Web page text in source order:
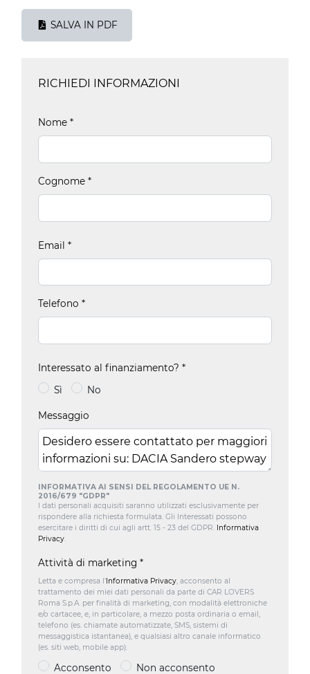
SALVA IN PDF
RICHIEDI INFORMAZIONI
Nome *
Cognome *
Email *
Telefono *
Interessato al finanziamento? *
Sì
No
Messaggio
INFORMATIVA AI SENSI DEL REGOLAMENTO UE N.
2016/679 "GDPR"
I dati personali acquisiti saranno utilizzati esclusivamente per
rispondere alla richiesta formulata. Gli Interessati possono
esercitare i diritti di cui agli artt. 15 - 23 del GDPR. Informativa
Privacy.
Attività di marketing *
Letta e compresa l’Informativa Privacy, acconsento al
trattamento dei miei dati personali da parte di CAR LOVERS
Roma S.p.A. per finalità di marketing, con modalità elettroniche
e/o cartacee, e, in particolare, a mezzo posta ordinaria o email,
telefono (es. chiamate automatizzate, SMS, sistemi di
messaggistica istantanea), e qualsiasi altro canale informatico
(es. siti web, mobile app).
Acconsento Non acconsento